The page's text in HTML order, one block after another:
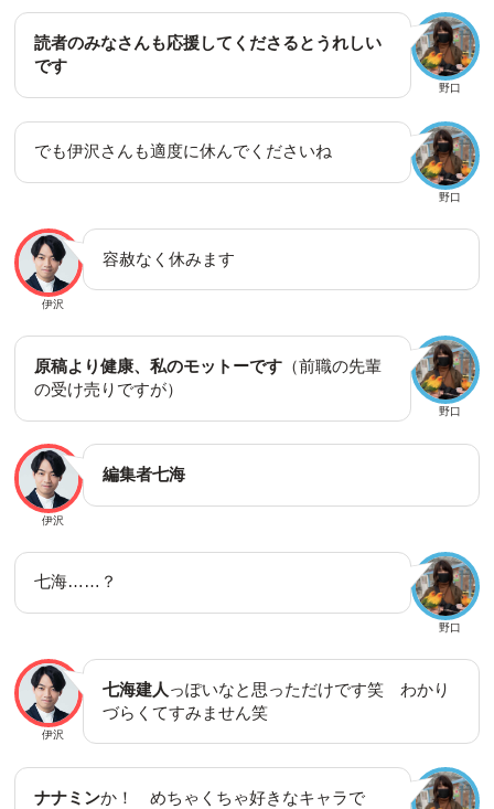
野口
読者のみなさんも応援してくださるとうれしい
です
野口
でも伊沢さんも適度に休んでくださいね
伊沢
容赦なく休みます
野口
原稿より健康、私のモットーです（前職の先輩
の受け売りですが）
伊沢
編集者七海
野口
七海……？
伊沢
七海建人 っぽいなと思っただけです笑 わかり
づらくてすみません笑
ナナミンか！ めちゃくちゃ好きなキャラで